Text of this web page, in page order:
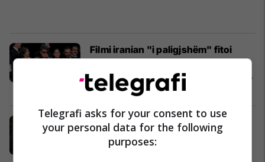
Filmi iranian "i paligjshëm" fitoi
Palmën e Artë në Kanë: Regjisori
ishte në burg, i ndaluar të xhironte
për 20 vjet
TV / Film 24/05/2025
Filmi "Sentimental Value" mori një
duartrokitje rekord prej 15 minutash
në Kanë, shumë e përshkruajnë atë
Telegrafi asks for your consent to use
your personal data for the following
purposes: